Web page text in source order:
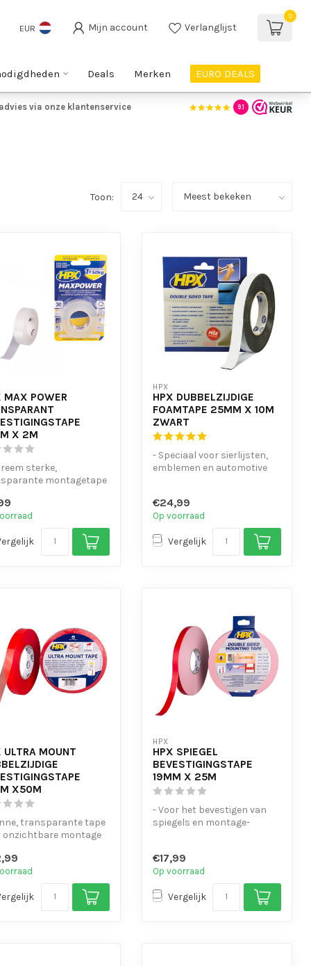
EUR Mijn account Verlanglijst
0
Deals Merken EURO DEALS
via onze klantenservice 9.1
Toon:
MAX POWER
X 2M
sterke,
montagetape
gl...
HPX
HPX DUBBELZIJDIGE
FOAMTAPE 25MM X 10M
ZWART
- Speciaal voor sierlijsten,
emblemen en automotive
€24,99
Op voorraad
Vergelijk
ULTRA MOUNT
X50M
transparante tape
onzichtbare montage
HPX
HPX SPIEGEL
BEVESTIGINGSTAPE
19MM X 25M
- Voor het bevestigen van
spiegels en montage-
€17,99
Op voorraad
Vergelijk